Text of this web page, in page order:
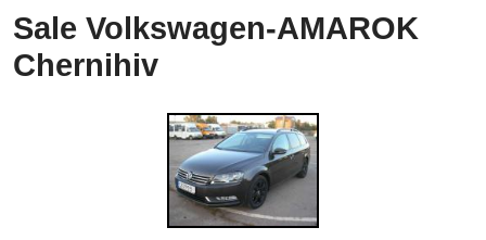
Sale Volkswagen-AMAROK
Chernihiv